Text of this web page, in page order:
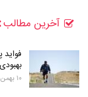
آخرین مطالب
۱۰ بهمن ۱۴۰۳